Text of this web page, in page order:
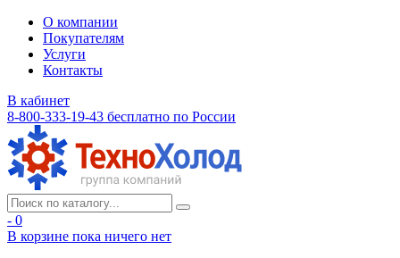
О компании
Покупателям
Услуги
Контакты
В кабинет
8-800-333-19-43 бесплатно по России
- 0
В корзине пока ничего нет